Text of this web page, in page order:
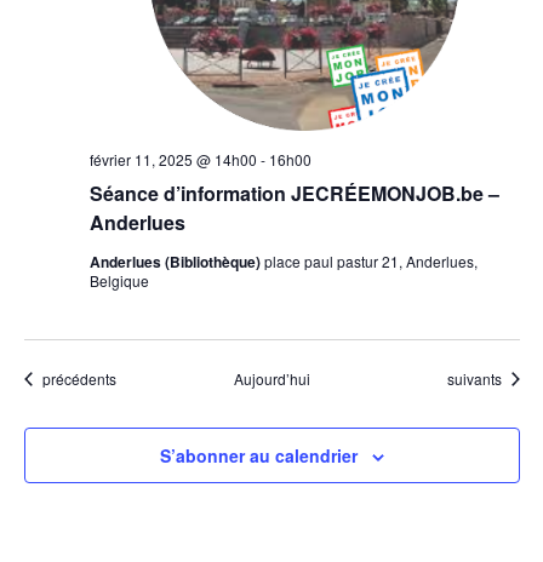
Séance d’information JECRÉEMONJOB.be –
Anderlues
février 11, 2025 @ 14h00 - 16h00
Anderlues (Bibliothèque)place paul pastur 21, Anderlues,
Belgique
Évènements
précédents Aujourd’hui Évènements
suivants
S’abonner au calendrier